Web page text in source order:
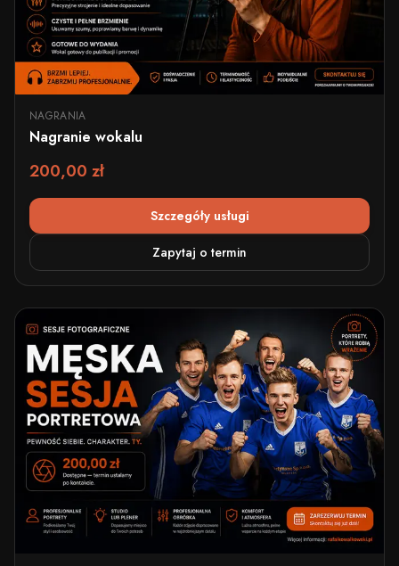
NAGRANIA
Nagranie wokalu
200,00 zł
Szczegóły usługi
Zapytaj o termin